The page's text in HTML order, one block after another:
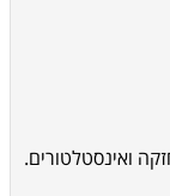
ואינסטלטורים.